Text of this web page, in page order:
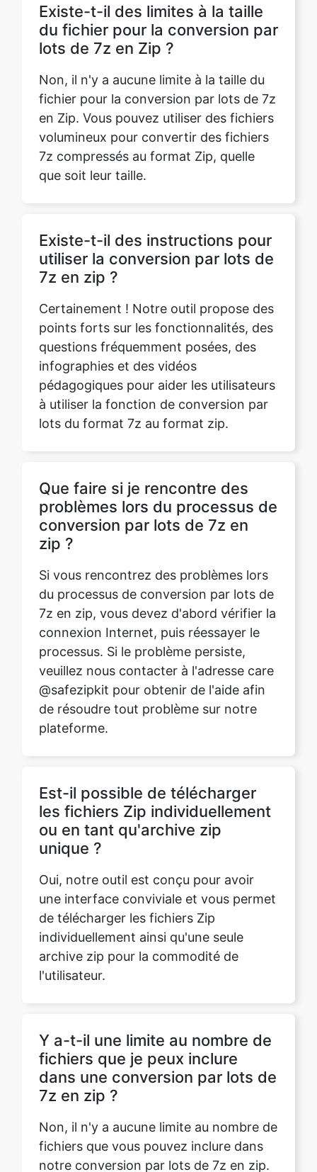
du fichier pour la conversion par
lots de 7z en Zip ?
fichier pour la conversion par lots de 7z
en Zip. Vous pouvez utiliser des fichiers
volumineux pour convertir des fichiers
7z compressés au format Zip, quelle
que soit leur taille.
utiliser la conversion par lots de
7z en zip ?
points forts sur les fonctionnalités, des
questions fréquemment posées, des
infographies et des vidéos
pédagogiques pour aider les utilisateurs
à utiliser la fonction de conversion par
lots du format 7z au format zip.
problèmes lors du processus de
conversion par lots de 7z en
zip ?
du processus de conversion par lots de
7z en zip, vous devez d'abord vérifier la
connexion Internet, puis réessayer le
processus. Si le problème persiste,
veuillez nous contacter à l'adresse care
@safezipkit pour obtenir de l'aide afin
de résoudre tout problème sur notre
plateforme.
les fichiers Zip individuellement
ou en tant qu'archive zip
unique ?
une interface conviviale et vous permet
de télécharger les fichiers Zip
individuellement ainsi qu'une seule
archive zip pour la commodité de
l'utilisateur.
fichiers que je peux inclure
dans une conversion par lots de
7z en zip ?
fichiers que vous pouvez inclure dans
notre conversion par lots de 7z en zip.
Vous pouvez convertir autant de